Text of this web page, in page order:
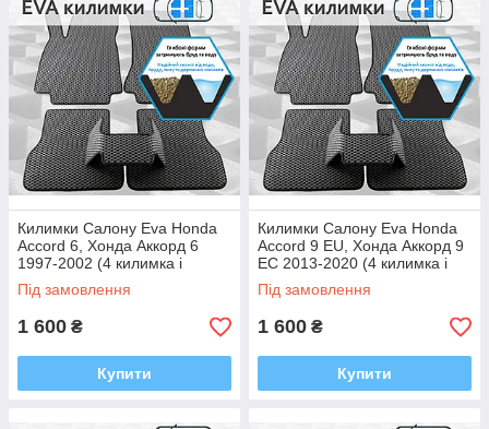
Килимки Салону Eva Honda
Accord 6, Хонда Аккорд 6
1997-2002 (4 килимка і
тунель між задніми, багато
кольорів Ева, Єва)
Під замовлення
1 600 ₴
Купити
Килимки Салону Eva Honda
Accord 9 EU, Хонда Аккорд 9
ЕС 2013-2020 (4 килимка і
тунель між задніми, багато
кольорів Ева, Єва)
Під замовлення
1 600 ₴
Купити